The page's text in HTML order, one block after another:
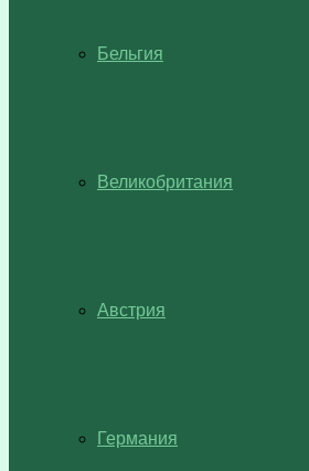
Бельгия
Великобритания
Австрия
Германия